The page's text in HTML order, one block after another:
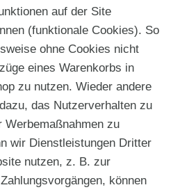
auf der Site
(funktionale Cookies). So
ohne Cookies nicht
eines Warenkorbs in
zu nutzen. Wieder andere
das Nutzerverhalten zu
Werbemaßnahmen zu
wir Dienstleistungen Dritter
nutzen, z. B. zur
können